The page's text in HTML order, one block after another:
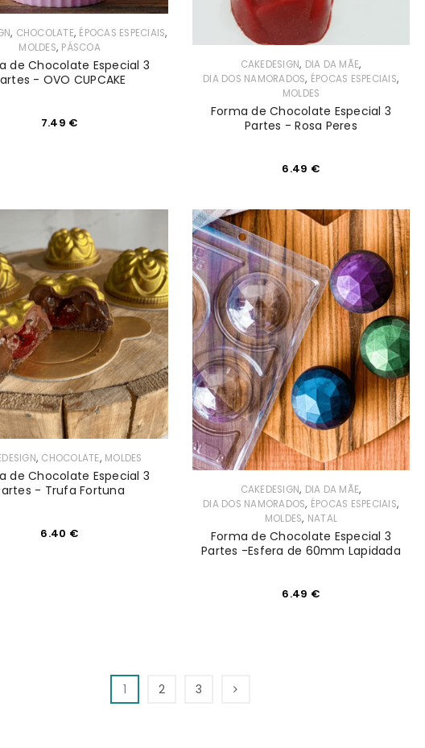
, CHOCOLATE, ÉPOCAS ESPECIAIS,
MOLDES, PÁSCOA
de Chocolate Especial 3
- OVO CUPCAKE
7.49 €
CAKEDESIGN, DIA DA MÃE,
DIA DOS NAMORADOS, ÉPOCAS ESPECIAIS,
MOLDES
Forma de Chocolate Especial 3
Partes - Rosa Peres
6.49 €
, CHOCOLATE, MOLDES
de Chocolate Especial 3
- Trufa Fortuna
6.40 €
CAKEDESIGN, DIA DA MÃE,
DIA DOS NAMORADOS, ÉPOCAS ESPECIAIS,
MOLDES, NATAL
Forma de Chocolate Especial 3
Partes -Esfera de 60mm Lapidada
6.49 €
1 2 3